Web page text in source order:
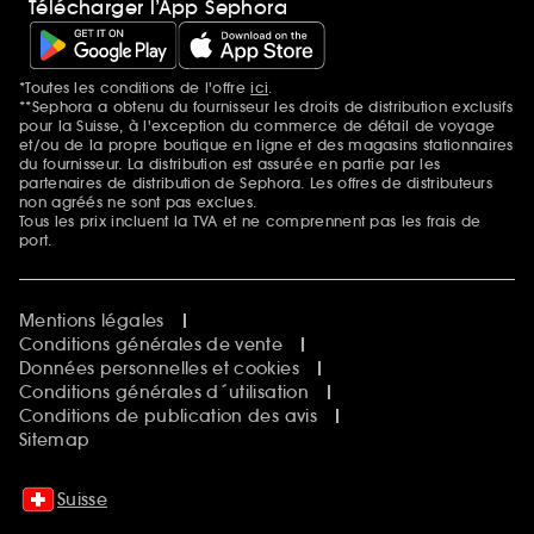
Télécharger l’App Sephora
Mentions additionnelles
*Toutes les conditions de l'offreici.
**Sephora a obtenu du fournisseur les droits de distribution exclusifs
pour la Suisse, à l'exception du commerce de détail de voyage
et/ou de la propre boutique en ligne et des magasins stationnaires
du fournisseur. La distribution est assurée en partie par les
partenaires de distribution de Sephora. Les offres de distributeurs
non agréés ne sont pas exclues.
Tous les prix incluent la TVA et ne comprennent pas les frais de
port.
Mentions légales
Conditions générales de vente
Données personnelles et cookies
Conditions générales d´utilisation
Conditions de publication des avis
Sitemap
Suisse